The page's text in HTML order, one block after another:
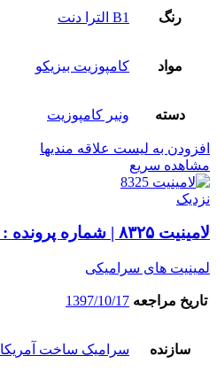
رنگ B1 الترا دنت
مواد کامپوزیت بیزیکو
دسته ونیر کامپوزیت
افزودن به لیست علاقه مندیها
مشاهده سریع
نزدیک
لامینیت ۸۳۲۵ | شماره پرونده : 8325
لمینیت های سرامیکی
تاریخ مراجعه 1397/10/17
سازنده سرامیک ساخت آمریکا